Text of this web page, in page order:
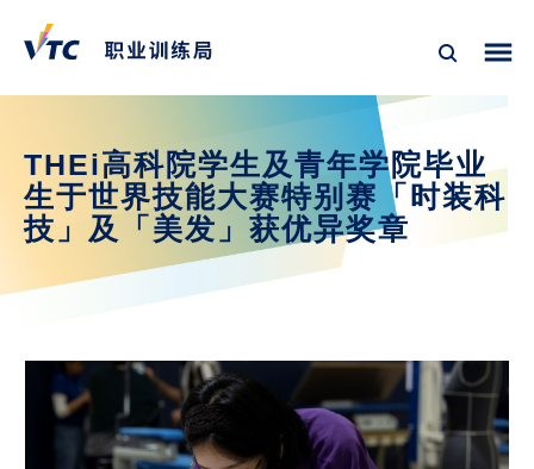
THEi高科院学生及青年学院毕业
生于世界技能大赛特别赛「时装科
技」及「美发」获优异奖章